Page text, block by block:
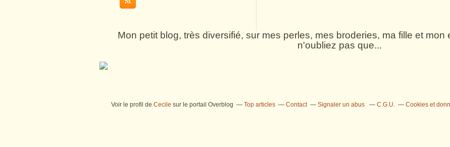
Mon petit blog, très diversifié, sur mes perles, mes broderies, ma fille et
n'oubliez pas que...
Voir le profil de Cecile sur le portail Overblog Top articles Contact Signaler un abus C.G.U. Cookies et